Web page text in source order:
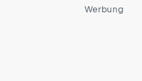
Werbung